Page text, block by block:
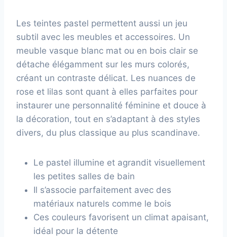
Les teintes pastel permettent aussi un jeu
subtil avec les meubles et accessoires. Un
meuble vasque blanc mat ou en bois clair se
détache élégamment sur les murs colorés,
créant un contraste délicat. Les nuances de
rose et lilas sont quant à elles parfaites pour
instaurer une personnalité féminine et douce à
la décoration, tout en s’adaptant à des styles
divers, du plus classique au plus scandinave.
Le pastel illumine et agrandit visuellement
les petites salles de bain
Il s’associe parfaitement avec des
matériaux naturels comme le bois
Ces couleurs favorisent un climat apaisant,
idéal pour la détente